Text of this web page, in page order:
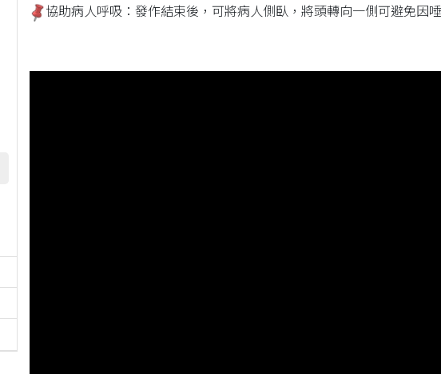
協助病人呼吸：發作結束後，可將病人側臥，將頭轉向一側可避免因